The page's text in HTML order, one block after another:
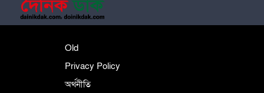
Old
Privacy Policy
অর্থনীতি